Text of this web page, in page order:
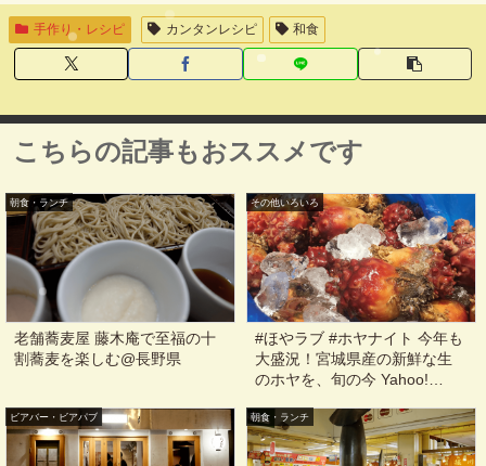
手作り・レシピ カンタンレシピ 和食
こちらの記事もおススメです
朝食・ランチ
老舗蕎麦屋 藤木庵で至福の十
割蕎麦を楽しむ@長野県
その他いろいろ
#ほやラブ #ホヤナイト 今年も
大盛況！宮城県産の新鮮な生
のホヤを、旬の今 Yahoo!
イト2018
ビアバー・ビアパブ 朝食・ランチ